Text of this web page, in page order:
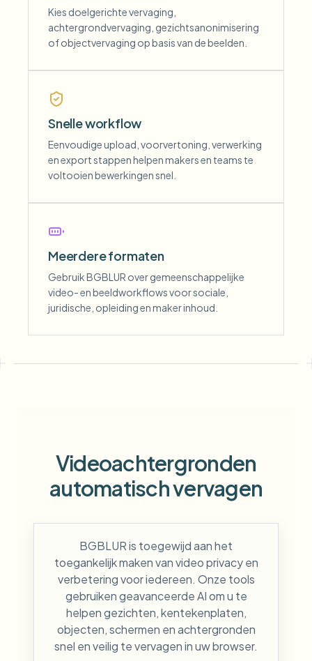
Kies doelgerichte vervaging,
achtergrondvervaging, gezichtsanonimisering
of objectvervaging op basis van de beelden.
Snelle workflow
Eenvoudige upload, voorvertoning, verwerking
en export stappen helpen makers en teams te
voltooien bewerkingen snel.
Meerdere formaten
Gebruik BGBLUR over gemeenschappelijke
video- en beeldworkflows voor sociale,
juridische, opleiding en maker inhoud.
Videoachtergronden
automatisch vervagen
BGBLUR is toegewijd aan het
toegankelijk maken van video privacy en
verbetering voor iedereen. Onze tools
gebruiken geavanceerde AI om u te
helpen gezichten, kentekenplaten,
objecten, schermen en achtergronden
snel en veilig te vervagen in uw browser.